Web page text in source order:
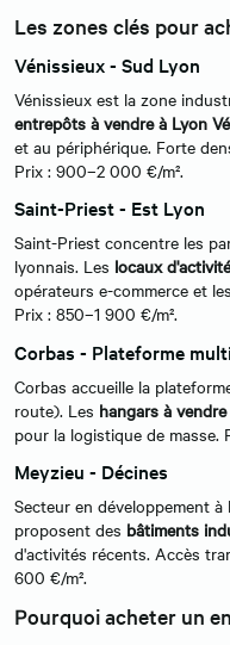
Les zones clés pour
Vénissieux - Sud Lyon
Vénissieux est la zone
entrepôts à vendre à Lyon
et au périphérique. Forte
Prix : 900–2 000 €/m².
Saint-Priest - Est Lyon
Saint-Priest concentre les
lyonnais. Les locaux
opérateurs e-commerce et
Prix : 850–1 900 €/m².
Corbas - Plateforme
Corbas accueille la
route). Les hangars à
pour la logistique de masse.
Meyzieu - Décines
Secteur en développement
proposent des bâtiments
d'activités récents. Accès
600 €/m².
Pourquoi acheter un